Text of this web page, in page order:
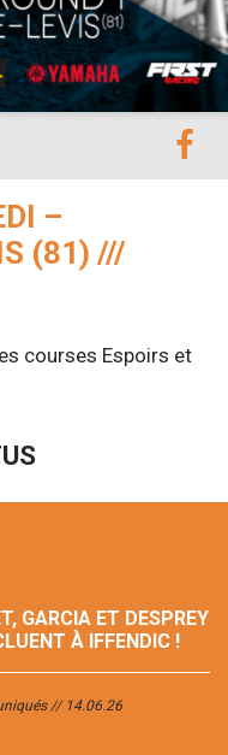
–
(81) ///
courses Espoirs et
GARCIA ET DESPREY
À IFFENDIC !
14.06.26